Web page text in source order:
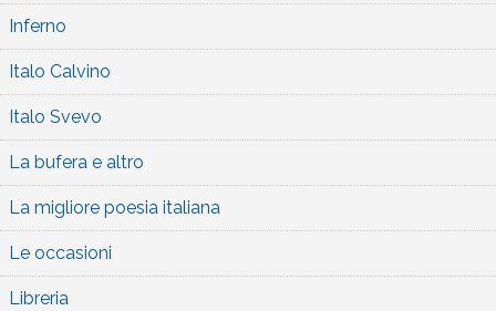
Inferno
Italo Calvino
Italo Svevo
La bufera e altro
La migliore poesia italiana
Le occasioni
Libreria